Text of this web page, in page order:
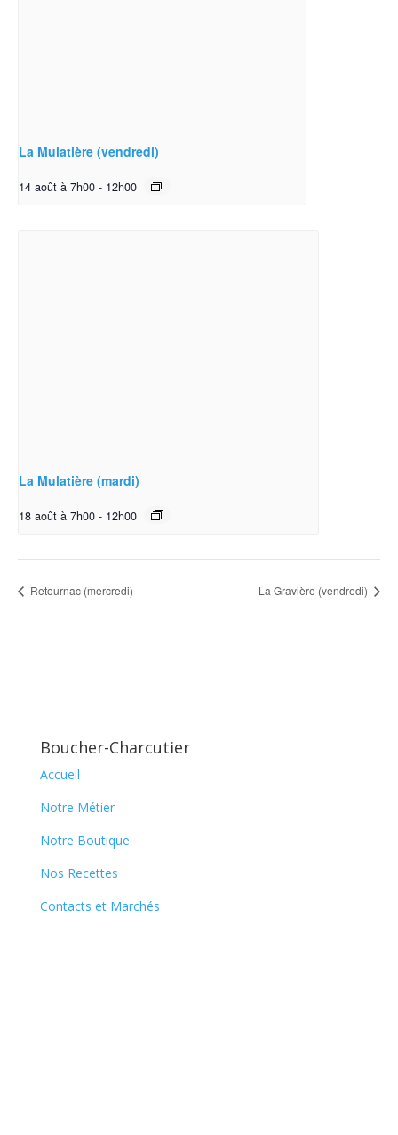
La Mulatière (vendredi)
14 août à 7h00 - 12h00
La Mulatière (mardi)
18 août à 7h00 - 12h00
Retournac (mercredi) La Gravière (vendredi)
Boucher-Charcutier
Accueil
Notre Métier
Notre Boutique
Nos Recettes
Contacts et Marchés